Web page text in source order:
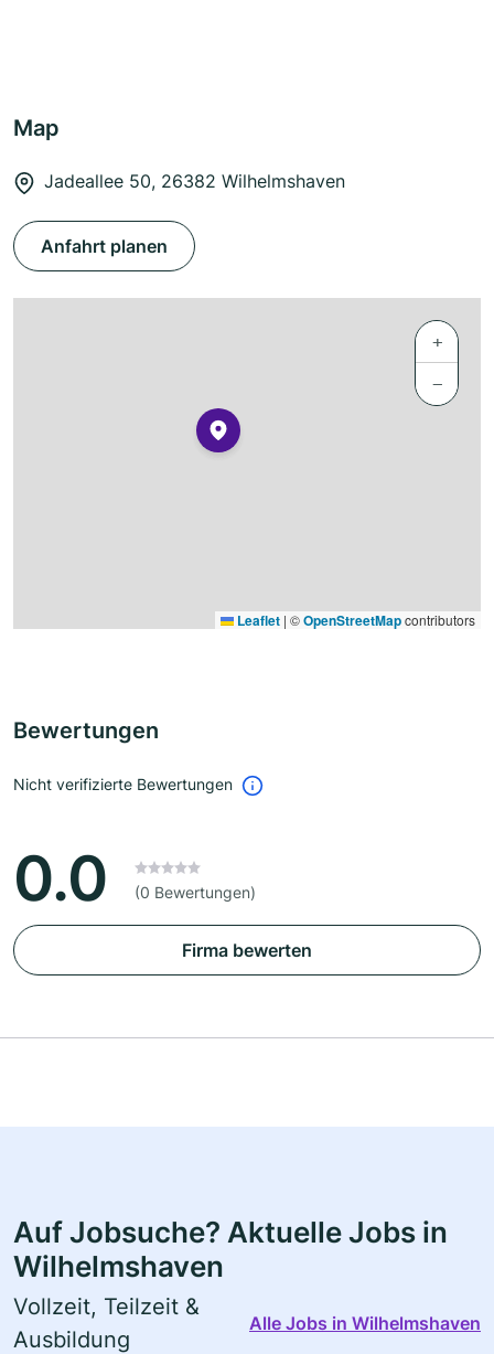
Map
Jadeallee 50, 26382 Wilhelmshaven
Anfahrt planen
+
−
Leaflet | ©OpenStreetMapcontributors
Bewertungen
Nicht verifizierte Bewertungen
0.0 (0 Bewertungen)
Firma bewerten
Auf Jobsuche? Aktuelle Jobs in
Wilhelmshaven
Vollzeit, Teilzeit &
Ausbildung
Alle Jobs in Wilhelmshaven